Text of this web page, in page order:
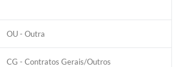
OU - Outra
CG - Contratos Gerais/Outros